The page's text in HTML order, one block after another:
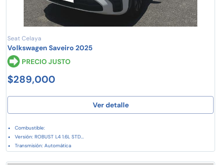
Seat Celaya
Volkswagen Saveiro 2025
PRECIO JUSTO
$289,000
Ver detalle
Combustible:
Versión: ROBUST L4 1.6L STD...
Transmisión: Automática